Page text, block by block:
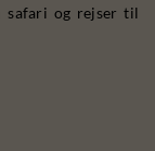
safari og rejser til